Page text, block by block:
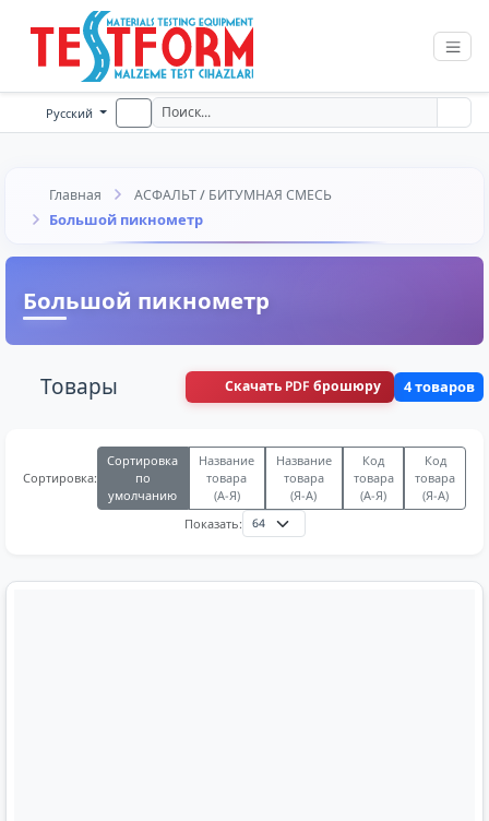
Русский
Главная АСФАЛЬТ / БИТУМНАЯ СМЕСЬ
Большой пикнометр
Большой пикнометр
Товары Скачать PDF брошюру 4 товаров
Сортировка:
Сортировка
по
умолчанию
Название
товара
(А-Я)
Название
товара
(Я-А)
Код
товара
(А-Я)
Код
товара
(Я-А)
Показать: